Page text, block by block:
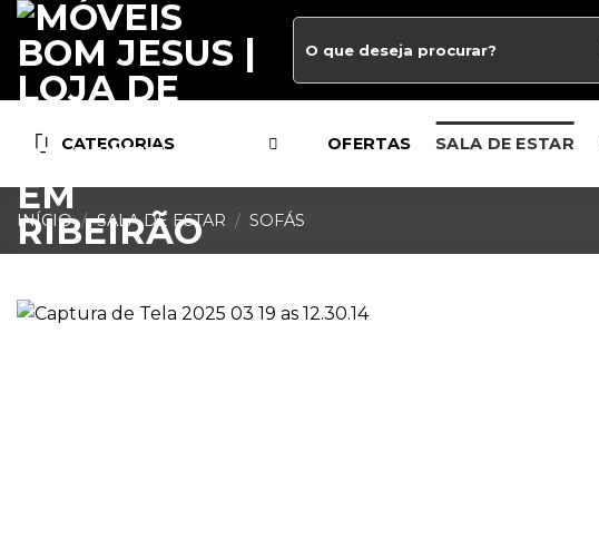
CATEGORIAS OFERTAS SALA DE ESTAR
INÍCIO / SALA DE ESTAR / SOFÁS